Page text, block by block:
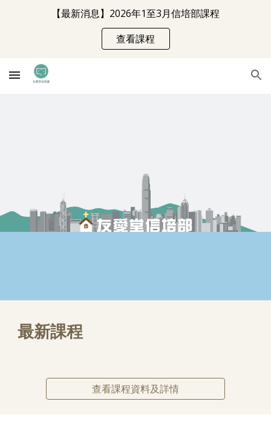
Skip to main content Skip to navigation
【最新消息】2026年1至3月信培部課程
查看課程
最新課程
查看課程資料及詳情